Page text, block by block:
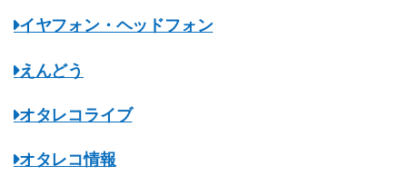
イヤフォン・ヘッドフォン
えんどう
オタレコライブ
オタレコ情報